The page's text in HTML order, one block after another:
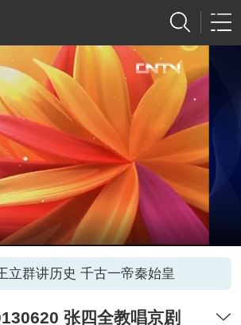
立群讲历史 千古一帝秦始皇
张四全教唱京剧